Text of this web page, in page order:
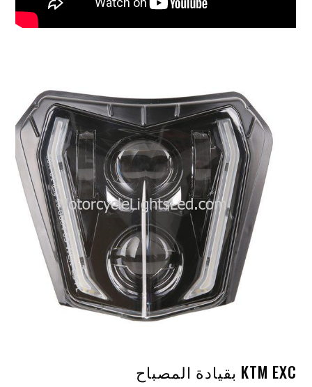
KTM EXC بقيادة المصباح